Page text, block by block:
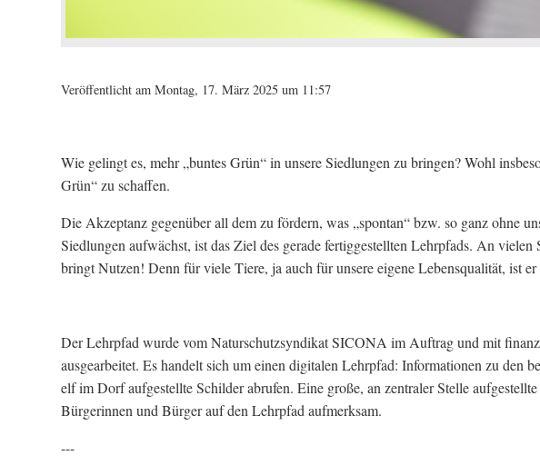
Veröffentlicht am Montag, 17. März 2025 um 11:57
Wie gelingt es, mehr „buntes Grün“ in unsere Siedlungen zu bringen? Wohl
Grün“ zu schaffen.
Die Akzeptanz gegenüber all dem zu fördern, was „spontan“ bzw. so ganz ohne
Siedlungen aufwächst, ist das Ziel des gerade fertiggestellten Lehrpfads. An
bringt Nutzen! Denn für viele Tiere, ja auch für unsere eigene Lebensqualität, ist er
Der Lehrpfad wurde vom Naturschutzsyndikat SICONA im Auftrag und mit
ausgearbeitet. Es handelt sich um einen digitalen Lehrpfad: Informationen zu den
elf im Dorf aufgestellte Schilder abrufen. Eine große, an zentraler Stelle
Bürgerinnen und Bürger auf den Lehrpfad aufmerksam.
---